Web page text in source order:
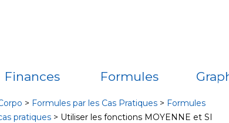
Finances Formules
> Formules par les Cas Pratiques > Formules
pratiques > Utiliser les fonctions MOYENNE et SI